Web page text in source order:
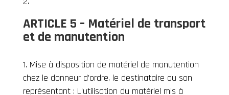
ARTICLE 5 – Matériel de transport
et de manutention
Mise à disposition de matériel de manutention
chez le donneur d’ordre, le destinataire ou son
représentant : L’utilisation du matériel mis à